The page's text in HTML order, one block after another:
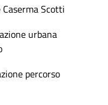
Scotti
urbana
percorso